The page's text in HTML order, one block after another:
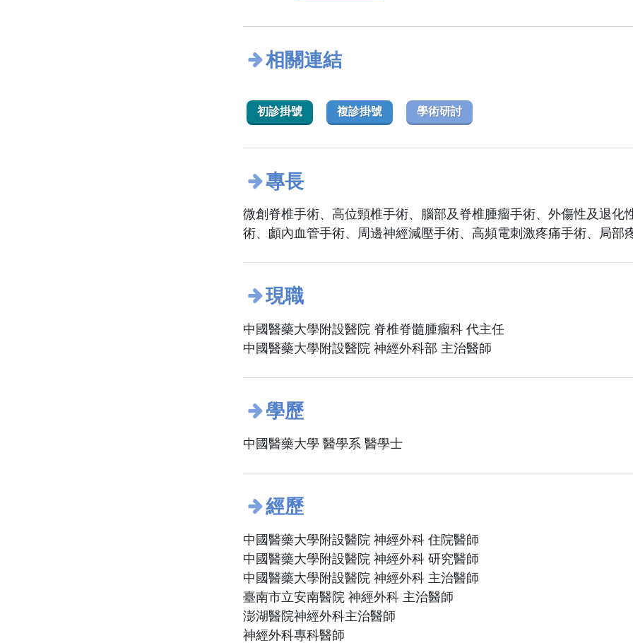
相關連結
初診掛號 複診掛號 學術研討
專長
微創脊椎手術、高位頸椎手術、腦部及脊椎腫瘤手術、外傷性及退
術、顱內血管手術、周邊神經減壓手術、高頻電刺激疼痛手術、局部
現職
中國醫藥大學附設醫院 脊椎脊髓腫瘤科 代主任
中國醫藥大學附設醫院 神經外科部 主治醫師
學歷
中國醫藥大學 醫學系 醫學士
經歷
中國醫藥大學附設醫院 神經外科 住院醫師
中國醫藥大學附設醫院 神經外科 研究醫師
中國醫藥大學附設醫院 神經外科 主治醫師
臺南市立安南醫院 神經外科 主治醫師
澎湖醫院神經外科主治醫師
神經外科專科醫師